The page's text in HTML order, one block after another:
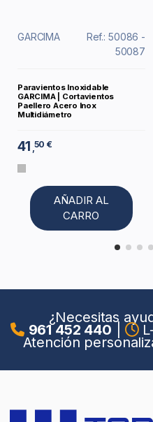
GARCIMA
Ref.: 50086 -
50087
Paravientos Inoxidable
GARCIMA | Cortavientos
Paellero Acero Inox
Multidiámetro
41 ,50 €
AÑADIR AL
CARRO
¿Necesitas
961 452 440
Atención